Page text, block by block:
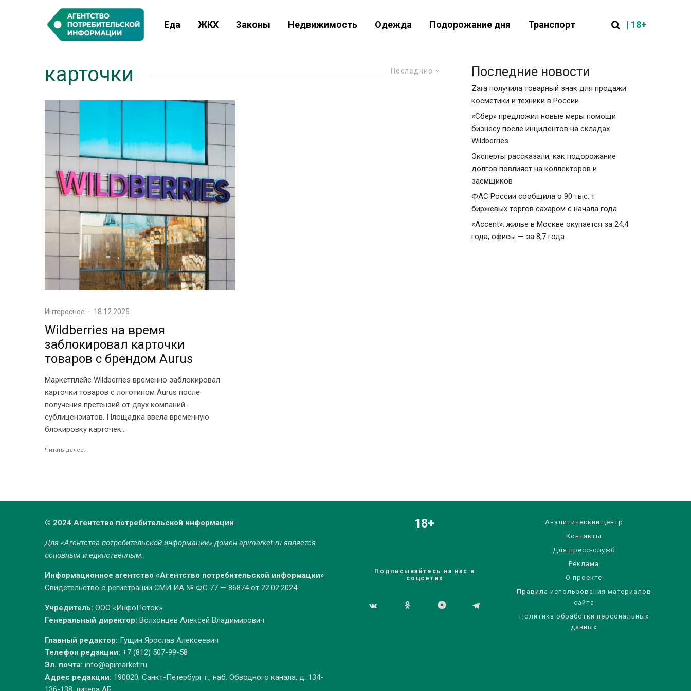
Еда ЖКХ Законы Недвижимость Одежда Подорожание дня Транспорт | 18+
Последние
карточки
Интересное · 18.12.2025
Wildberries на время
заблокировал карточки
товаров с брендом Aurus
Маркетплейс Wildberries временно заблокировал
карточки товаров с логотипом Aurus после
получения претензий от двух компаний-
сублицензиатов. Площадка ввела временную
блокировку карточек...
Читать далее...
Последние новости
Zara получила товарный знак для продажи
косметики и техники в России
«Сбер» предложил новые меры помощи
бизнесу после инцидентов на складах
Wildberries
Эксперты рассказали, как подорожание
долгов повлияет на коллекторов и
заемщиков
ФАС России сообщила о 90 тыс. т
биржевых торгов сахаром с начала года
«Accent»: жилье в Москве окупается за 24,4
года, офисы — за 8,7 года
© 2024 Агентство потребительской информации
Для «Агентства потребительской информации» домен apimarket.ruявляется
основным и единственным.
Информационное агентство «Агентство потребительской информации»
Свидетельство о регистрации СМИ ИА № ФС 77 — 86874 от 22.02.2024
Учредитель: ООО «ИнфоПоток»
Генеральный директор: Волхонцев Алексей Владимирович
Главный редактор: Гущин Ярослав Алексеевич
Телефон редакции: +7 (812) 507-99-58
Эл. почта: info@apimarket.ru
Адрес редакции: 190020, Санкт-Петербург г., наб. Обводного канала, д. 134-
18+
Подписывайтесь на нас в
соцсетях
Аналитический центр
Контакты
Для пресс-служб
Реклама
О проекте
Правила использования материалов
сайта
Политика обработки персональных
данных